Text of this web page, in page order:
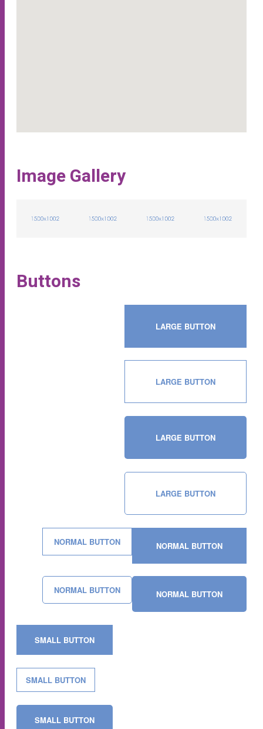
Image Gallery
Buttons
LARGE BUTTON
LARGE BUTTON
LARGE BUTTON
LARGE BUTTON
NORMAL BUTTON
NORMAL BUTTON
NORMAL BUTTON
NORMAL BUTTON
SMALL BUTTON
SMALL BUTTON
SMALL BUTTON